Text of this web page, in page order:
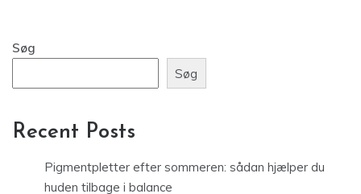
Søg
Søg
Recent Posts
Pigmentpletter efter sommeren: sådan hjælper du
huden tilbage i balance